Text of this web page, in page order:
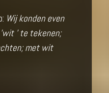
Wij konden even
' te tekenen;
met wit